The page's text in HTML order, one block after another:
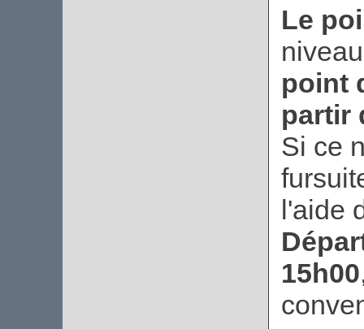
Le
point
partir
Si ce
l'aide
15h00